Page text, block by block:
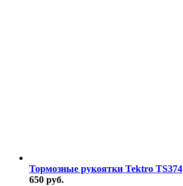
Тормозные рукоятки Tektro TS374
650 руб.